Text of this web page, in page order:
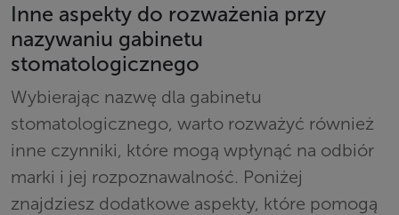
Inne aspekty do rozważenia przy
nazywaniu gabinetu
stomatologicznego
Wybierając nazwę dla gabinetu
stomatologicznego, warto rozważyć również
inne czynniki, które mogą wpłynąć na odbiór
marki i jej rozpoznawalność. Poniżej
znajdziesz dodatkowe aspekty, które pomogą